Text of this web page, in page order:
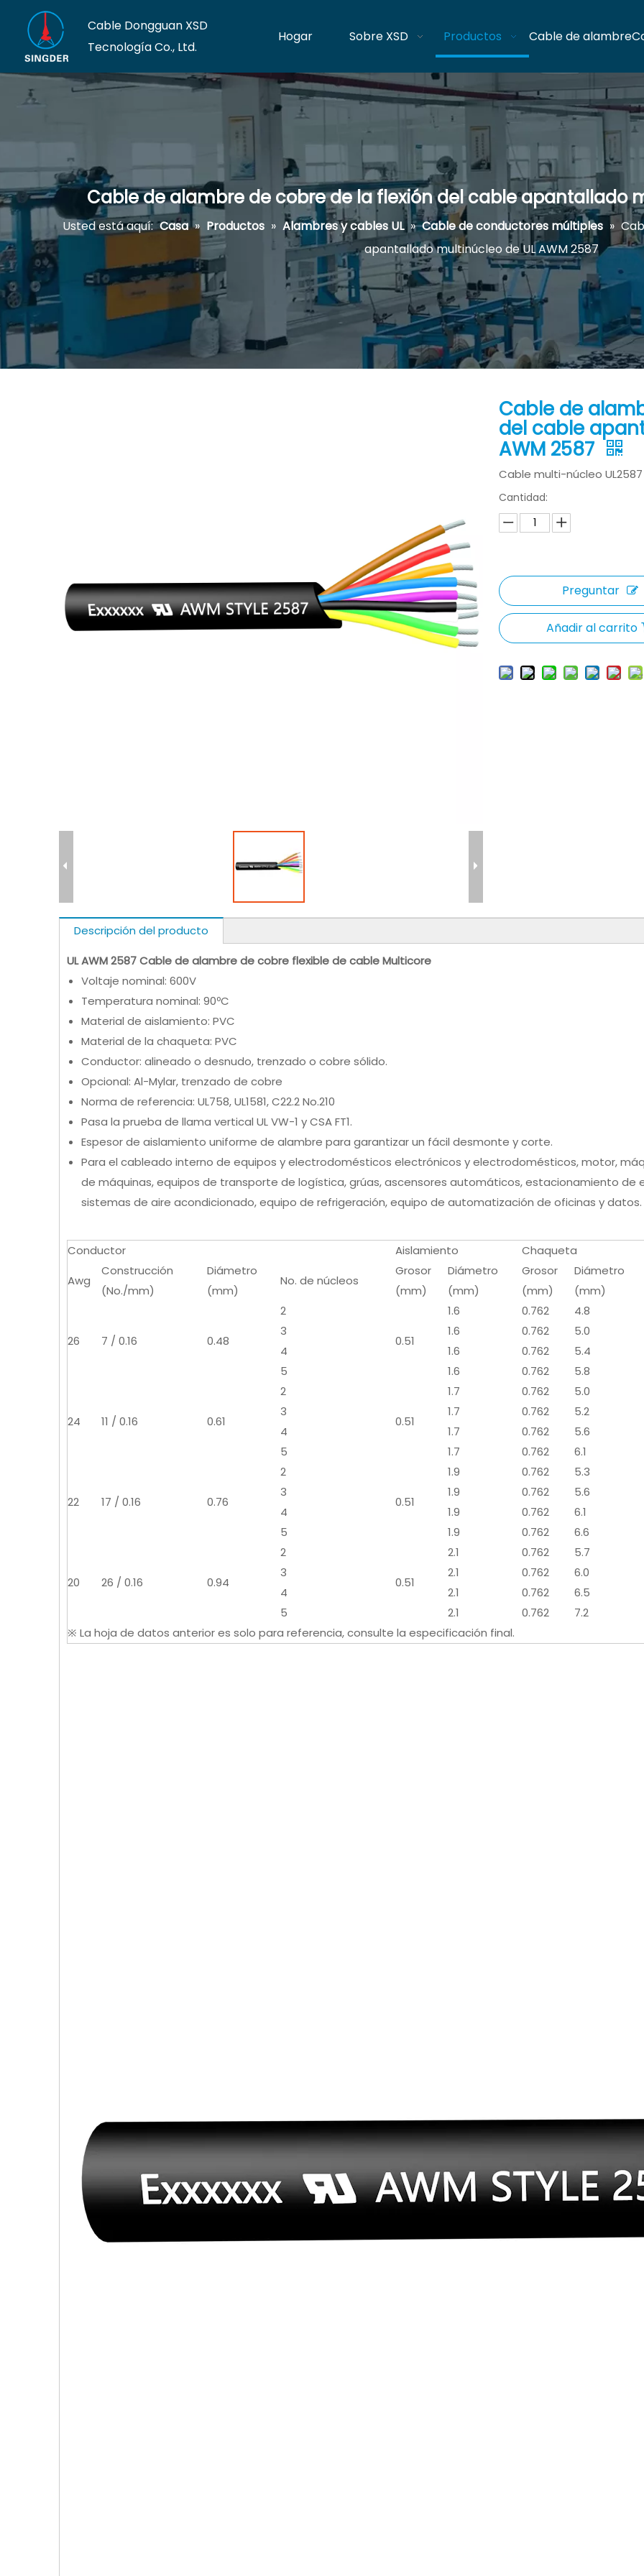
Cable Dongguan XSD
Tecnología Co., Ltd.
Hogar Sobre XSD Productos Cable de alambre
Cable de alambre de cobre de la flexión del cable apantallado
Usted está aquí: Casa » Productos » Alambres y cables UL » Cable de conductores múltiples »
apantallado multinúcleo de UL AWM 2587
Cable de
del cable
AWM 2587
Cable multi-núcleo UL2587
Cantidad:
Preguntar
Añadir al carrito
Descripción del producto
UL AWM 2587 Cable de alambre de cobre flexible de cable Multicore
Voltaje nominal: 600V
Temperatura nominal: 90ºC
Material de aislamiento: PVC
Material de la chaqueta: PVC
Conductor: alineado o desnudo, trenzado o cobre sólido.
Opcional: Al-Mylar, trenzado de cobre
Norma de referencia: UL758, UL1581, C22.2 No.210
Pasa la prueba de llama vertical UL VW-1 y CSA FT1.
Espesor de aislamiento uniforme de alambre para garantizar un fácil desmonte y corte.
Para el cableado interno de equipos y electrodomésticos electrónicos y electrodomésticos, motor,
de máquinas, equipos de transporte de logística, grúas, ascensores automáticos, estacionamiento de
sistemas de aire acondicionado, equipo de refrigeración, equipo de automatización de oficinas y
Conductor Aislamiento Chaqueta
Awg
Construcción
(No./mm)
Diámetro
(mm)
No. de núcleos
Grosor
(mm)
Diámetro
(mm)
Grosor
(mm)
Diámetro
(mm)
26 7 / 0.16 0.48
2
0.51
1.6 0.762 4.8
3
1.6 0.762 5.0
4
1.6 0.762 5.4
5
1.6 0.762 5.8
24 11 / 0.16 0.61
2
0.51
1.7 0.762 5.0
3
1.7 0.762 5.2
4
1.7 0.762 5.6
5
1.7 0.762 6.1
22 17 / 0.16 0.76
2
0.51
1.9 0.762 5.3
3
1.9 0.762 5.6
4
1.9 0.762 6.1
5
1.9 0.762 6.6
20 26 / 0.16 0.94
2
0.51
2.1 0.762 5.7
3
2.1 0.762 6.0
4
2.1 0.762 6.5
5
2.1 0.762 7.2
※ La hoja de datos anterior es solo para referencia, consulte la especificación final.